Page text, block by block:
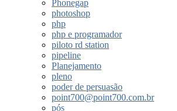
Phonegap
photoshop
php
php e programador
piloto rd station
pipeline
Planejamento
pleno
poder de persuasão
point700@point700.com.br
pós